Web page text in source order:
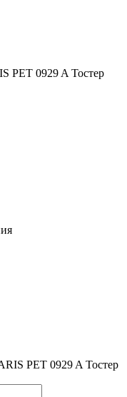
PET 0929 A Тостер
PET 0929 A Тостер